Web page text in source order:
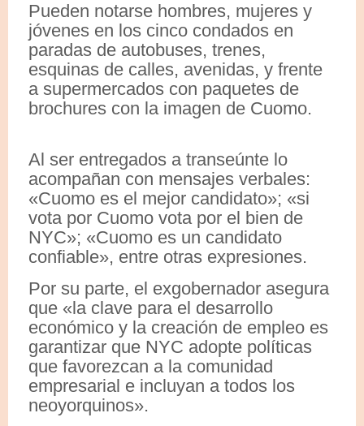
Pueden notarse hombres, mujeres y
jóvenes en los cinco condados en
paradas de autobuses, trenes,
esquinas de calles, avenidas, y frente
a supermercados con paquetes de
brochures con la imagen de Cuomo.
Al ser entregados a transeúnte lo
acompañan con mensajes verbales:
«Cuomo es el mejor candidato»; «si
vota por Cuomo vota por el bien de
NYC»; «Cuomo es un candidato
confiable», entre otras expresiones.
Por su parte, el exgobernador asegura
que «la clave para el desarrollo
económico y la creación de empleo es
garantizar que NYC adopte políticas
que favorezcan a la comunidad
empresarial e incluyan a todos los
neoyorquinos».